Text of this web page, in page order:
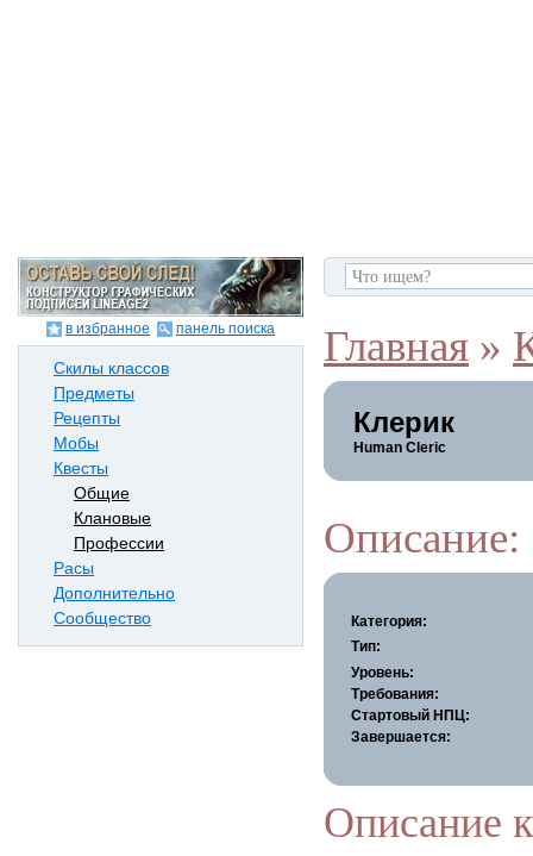
в избранное панель поиска
Скилы классов
Предметы
Рецепты
Мобы
Квесты
Общие
Клановые
Профессии
Расы
Дополнительно
Сообщество
Главная »
Клерик
Human Cleric
Описание:
Категория:
Тип:
Уровень:
Требования:
Стартовый НПЦ:
Завершается:
Описание